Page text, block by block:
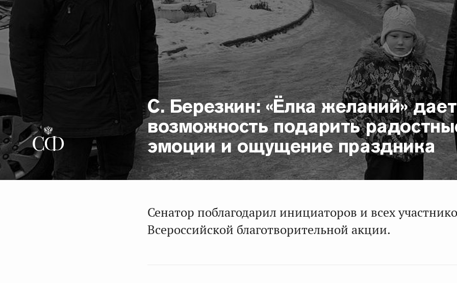
С. Березкин: «Ёлка желаний» дает
возможность подарить
эмоции и ощущение праздника
Сенатор поблагодарил инициаторов и всех
Всероссийской благотворительной акции.